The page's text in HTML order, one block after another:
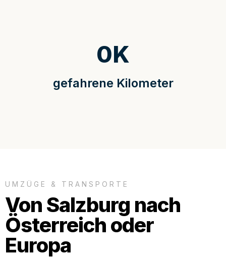
gefahrene Kilometer
0K
UMZÜGE & TRANSPORTE
Von Salzburg nach
Österreich oder
Europa